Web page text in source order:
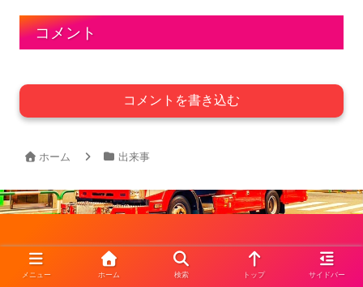
コメント
コメントを書き込む
ホーム 出来事
KIYOYU 消防 ブログ
メニュー ホーム 検索 トップ サイドバー